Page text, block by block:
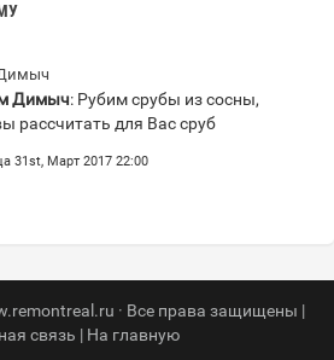
Димыч: Рубим срубы из сосны,
рассчитать для Вас сруб
31st, Март 2017 22:00
· Все права защищены |
связь | На главную